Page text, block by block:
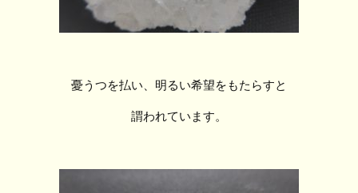
憂うつを払い、明るい希望をもたらすと
謂われています。